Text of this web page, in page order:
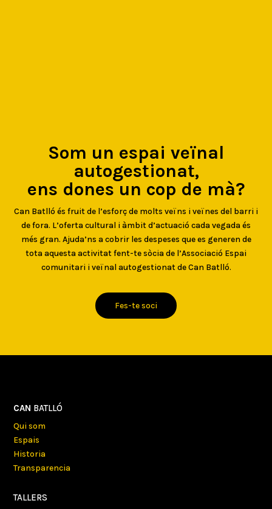
Som un espai veïnal
autogestionat,
ens dones un cop de mà?
Can Batlló és fruit de l’esforç de molts veïns i veïnes del barri i
de fora. L’oferta cultural i àmbit d’actuació cada vegada és
més gran. Ajuda’ns a cobrir les despeses que es generen de
tota aquesta activitat fent-te sòcia de l’Associació Espai
comunitari i veïnal autogestionat de Can Batlló.
Fes-te soci
CAN BATLLÓ
Qui som
Espais
Historia
Transparencia
TALLERS